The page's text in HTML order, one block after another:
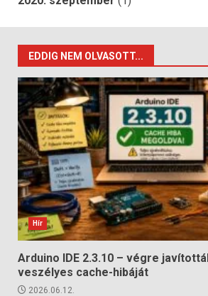
EDDIG NEM OLVASOTT...
Hír
Arduino IDE 2.3.10 – végre
veszélyes cache-hibáját
2026.06.12.